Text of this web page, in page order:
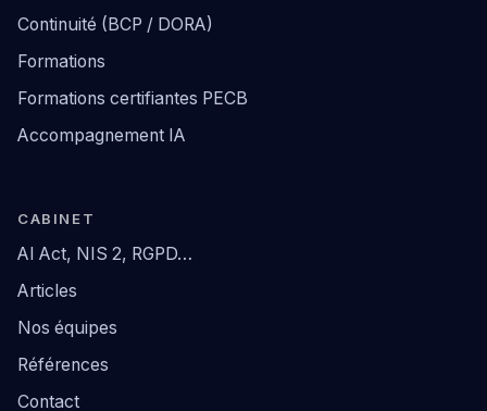
Continuité (BCP / DORA)
Formations
Formations certifiantes PECB
Accompagnement IA
CABINET
AI Act, NIS 2, RGPD…
Articles
Nos équipes
Références
Contact